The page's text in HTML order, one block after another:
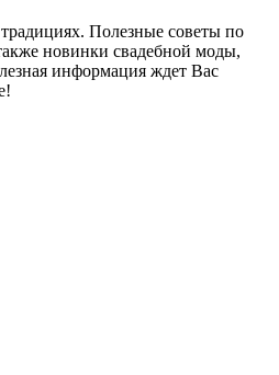
Полезные советы по
новинки свадебной моды,
информация ждет Вас